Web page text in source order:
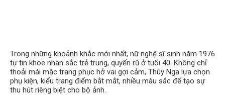
Trong những khoảnh khắc mới nhất, nữ nghệ sĩ sinh năm 1976
tự tin khoe nhan sắc trẻ trung, quyến rũ ở tuổi 40. Không chỉ
thoải mái mặc trang phục hở vai gợi cảm, Thúy Nga lựa chọn
phụ kiện, kiểu trang điểm bắt mắt, nhiều màu sắc để tạo sự
thu hút riêng biệt cho bộ ảnh.